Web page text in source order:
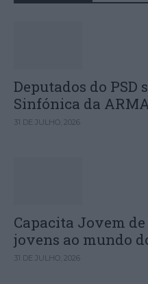
Deputados do PSD
Sinfónica da
31 DE JULHO, 2026
Capacita Jovem
jovens ao mundo
31 DE JULHO, 2026